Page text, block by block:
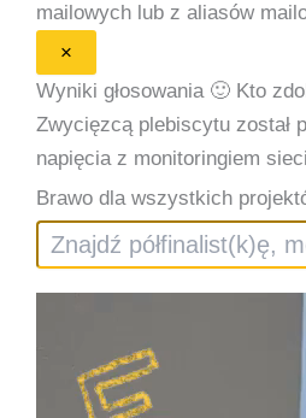
mailowych lub z aliasów
×
Wyniki głosowania 🙂 Kto
Zwycięzcą plebiscytu został
napięcia z monitoringiem
Brawo dla wszystkich
Szukaj